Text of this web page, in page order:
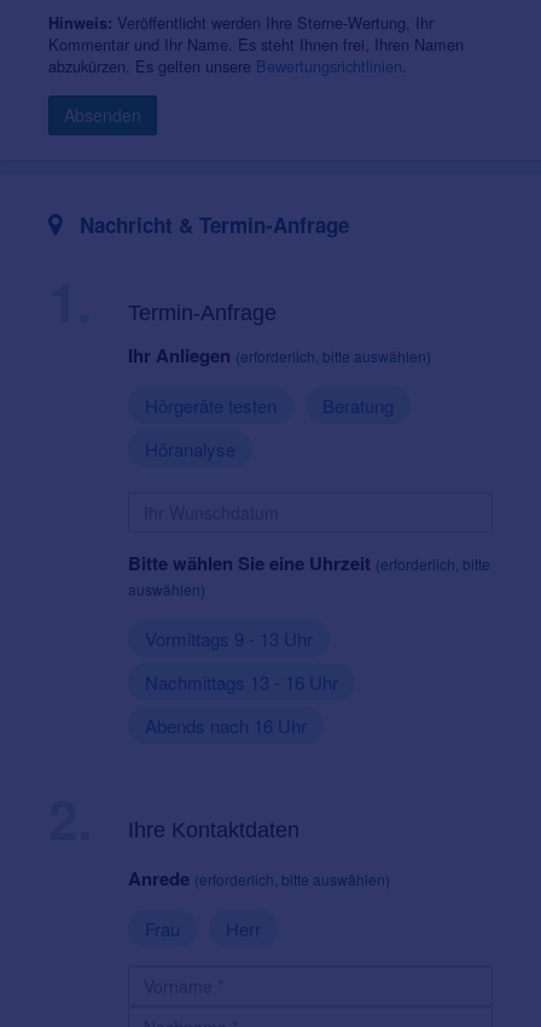
Hinweis: Veröffentlicht werden Ihre Sterne-Wertung, Ihr
Kommentar und Ihr Name. Es steht Ihnen frei, Ihren Namen
abzukürzen. Es gelten unsere Bewertungsrichtlinien.
Absenden
Nachricht & Termin-Anfrage
Termin-Anfrage
Ihr Anliegen (erforderlich, bitte auswählen)
Hörgeräte testen
Beratung
Höranalyse
Bitte wählen Sie eine Uhrzeit (erforderlich, bitte
auswählen)
Vormittags 9 - 13 Uhr
Nachmittags 13 - 16 Uhr
Abends nach 16 Uhr
Ihre Kontaktdaten
Anrede (erforderlich, bitte auswählen)
Frau Herr